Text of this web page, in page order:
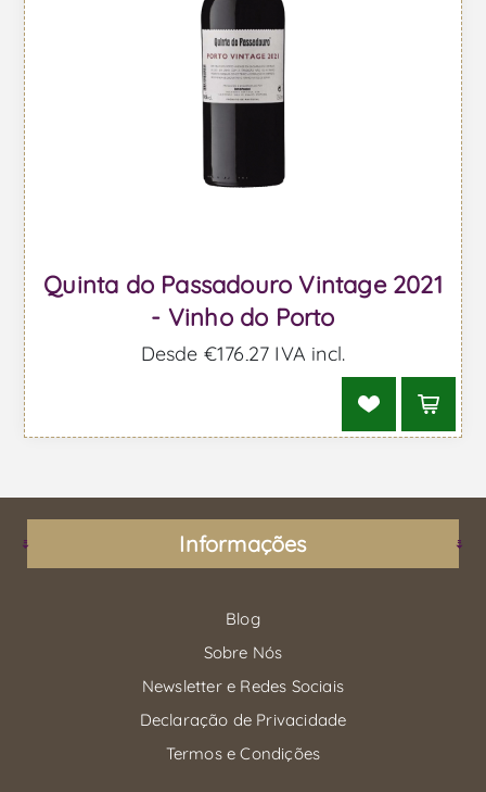
Quinta do Passadouro Vintage 2021
- Vinho do Porto
Desde €176,27 IVA incl.
Informações
Blog
Sobre Nós
Newsletter e Redes Sociais
Declaração de Privacidade
Termos e Condições